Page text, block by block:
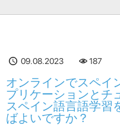
09.08.2023 187
オンラインでスペイ
プリケーションとチ
スペイン語言語学習
ばよいですか？